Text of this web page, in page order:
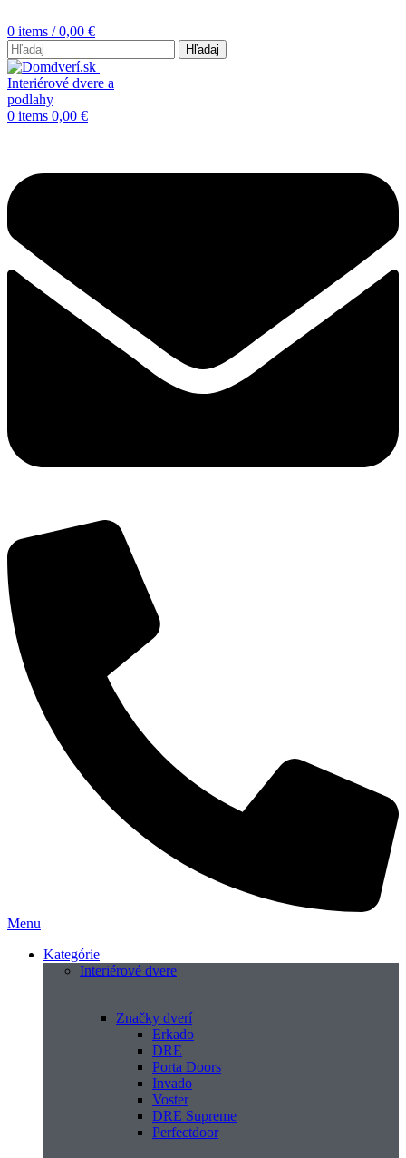
0 items / 0,00 €
Hľadaj
0 items 0,00 €
Menu
Kategórie
Interiérové dvere
Značky dverí
Erkado
DRE
Porta Doors
Invado
Voster
DRE Supreme
Perfectdoor